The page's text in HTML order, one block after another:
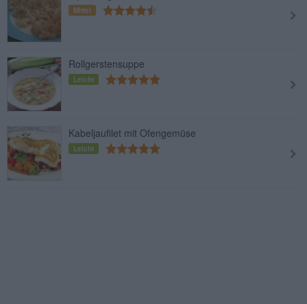
Mittel
Rollgerstensuppe
Leicht
Kabeljaufilet mit Ofengemüse
Leicht